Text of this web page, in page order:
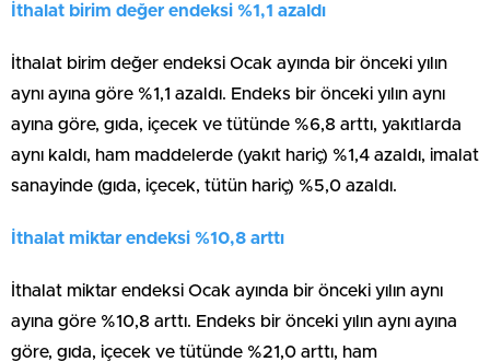
İthalat birim değer endeksi %1,1 azaldı
İthalat birim değer endeksi Ocak ayında bir önceki yılın
aynı ayına göre %1,1 azaldı. Endeks bir önceki yılın aynı
ayına göre, gıda, içecek ve tütünde %6,8 arttı, yakıtlarda
aynı kaldı, ham maddelerde (yakıt hariç) %1,4 azaldı, imalat
sanayinde (gıda, içecek, tütün hariç) %5,0 azaldı.
İthalat miktar endeksi %10,8 arttı
İthalat miktar endeksi Ocak ayında bir önceki yılın aynı
ayına göre %10,8 arttı. Endeks bir önceki yılın aynı ayına
göre, gıda, içecek ve tütünde %21,0 arttı, ham